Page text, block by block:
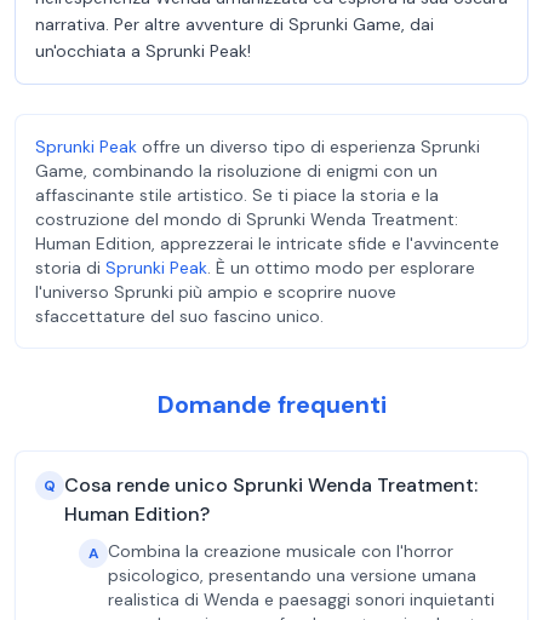
narrativa. Per altre avventure di Sprunki Game, dai
un'occhiata a Sprunki Peak!
Sprunki Peak offre un diverso tipo di esperienza Sprunki
Game, combinando la risoluzione di enigmi con un
affascinante stile artistico. Se ti piace la storia e la
costruzione del mondo di Sprunki Wenda Treatment:
Human Edition, apprezzerai le intricate sfide e l'avvincente
storia di Sprunki Peak. È un ottimo modo per esplorare
l'universo Sprunki più ampio e scoprire nuove
sfaccettature del suo fascino unico.
Domande frequenti
Q Cosa rende unico Sprunki Wenda Treatment:
Human Edition?
A Combina la creazione musicale con l'horror
psicologico, presentando una versione umana
realistica di Wenda e paesaggi sonori inquietanti